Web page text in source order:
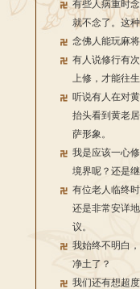
有些人病重时
就不念了。这
念佛人能玩麻
有人说修行有
上修，才能往生
听说有人在对
抬头看到黄老
萨形象。
我是应该一心
境界呢？还是
有位老人临终
还是非常安详
议。
我始终不明白
净土了？
我们还有想超